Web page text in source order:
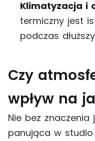
Klimatyzacja i
termiczny jest
podczas
Czy
wpływ na
Nie bez
panująca w